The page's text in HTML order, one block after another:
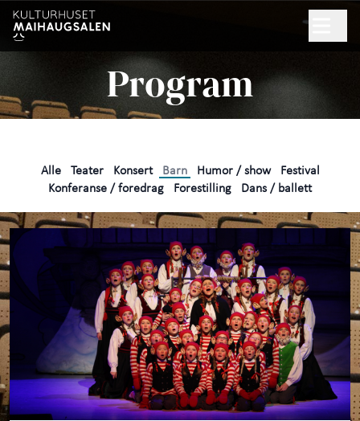
Hopp til hovedinnhold
Søk
NYHETSBREV
Program
Praktisk informasjon +
Arrangør +
Program
Alle Teater Konsert Barn Humor / show
Festival
Konferanse / foredrag
Forestilling Dans / ballett